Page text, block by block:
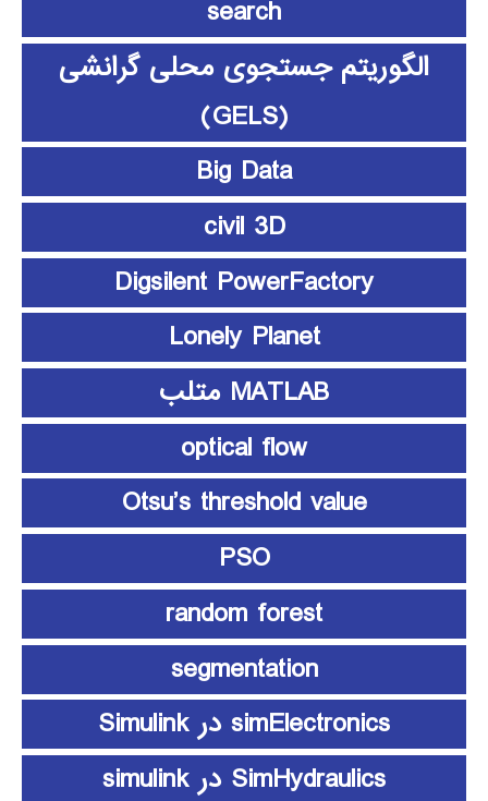
search
الگوریتم جستجوی محلی گرانشی
(GELS)
Big Data
civil 3D
Digsilent PowerFactory
Lonely Planet
MATLAB متلب
optical flow
Otsu’s threshold value
PSO
random forest
segmentation
simElectronics در Simulink
SimHydraulics در simulink